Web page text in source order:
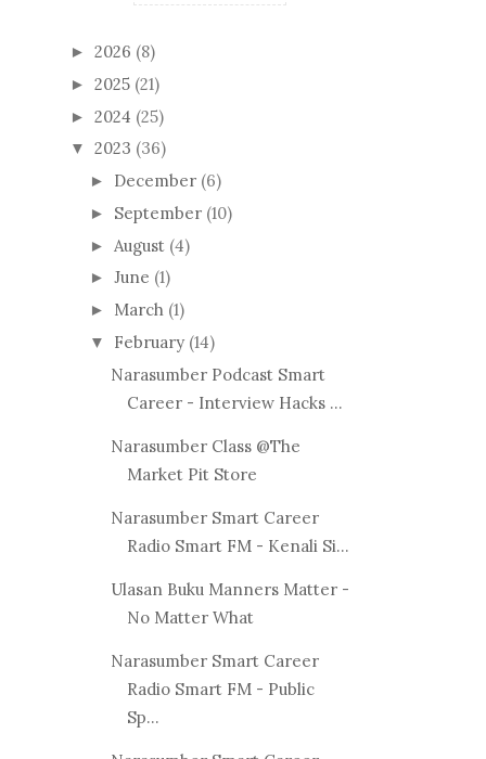
► 2026 (8)
► 2025 (21)
► 2024 (25)
▼ 2023 (36)
► December (6)
► September (10)
► August (4)
► June (1)
► March (1)
▼ February (14)
Narasumber Podcast Smart
Career - Interview Hacks ...
Narasumber Class @The
Market Pit Store
Narasumber Smart Career
Radio Smart FM - Kenali Si...
Ulasan Buku Manners Matter -
No Matter What
Narasumber Smart Career
Radio Smart FM - Public
Sp...